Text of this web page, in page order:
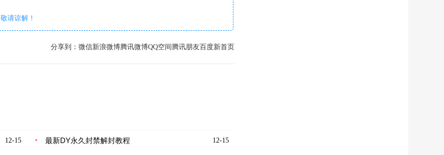
敬请谅解！
分享到： 微信新浪微博腾讯微博QQ空间 腾讯朋友百度新首页
12-15 12-15
最新DY永久封禁解封教程